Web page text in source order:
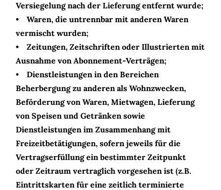
Versiegelung nach der Lieferung entfernt wurde;
• Waren, die untrennbar mit anderen Waren
vermischt wurden;
• Zeitungen, Zeitschriften oder Illustrierten mit
Ausnahme von Abonnement-Verträgen;
• Dienstleistungen in den Bereichen
Beherbergung zu anderen als Wohnzwecken,
Beförderung von Waren, Mietwagen, Lieferung
von Speisen und Getränken sowie
Dienstleistungen im Zusammenhang mit
Freizeitbetätigungen, sofern jeweils für die
Vertragserfüllung ein bestimmter Zeitpunkt
oder Zeitraum vertraglich vorgesehen ist (z.B.
Eintrittskarten für eine zeitlich terminierte